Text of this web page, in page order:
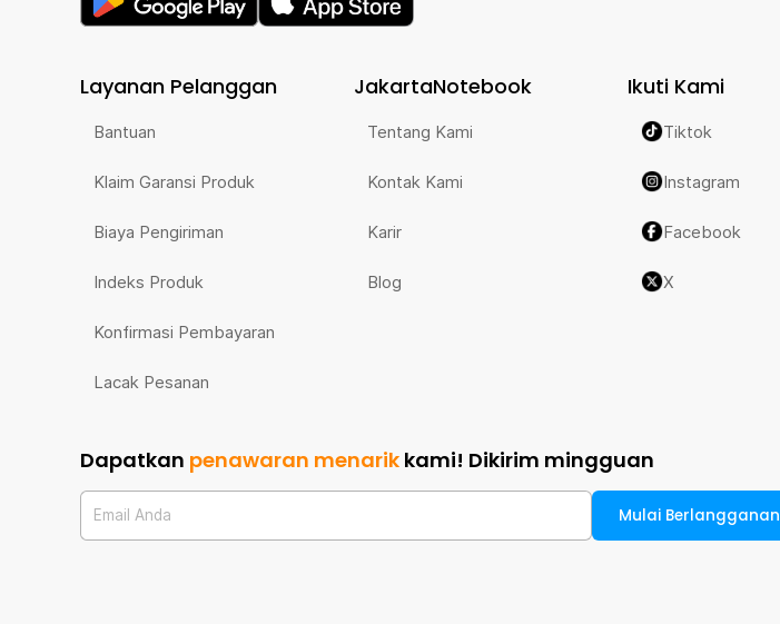
Layanan Pelanggan
Bantuan
Klaim Garansi Produk
Biaya Pengiriman
Indeks Produk
Konfirmasi Pembayaran
Lacak Pesanan
JakartaNotebook
Tentang Kami
Kontak Kami
Karir
Blog
Ikuti Kami
Tiktok
Instagram
Facebook
X
Dapatkan penawaran menarik kami! Dikirim mingguan
Email Anda Mulai Berlangganan